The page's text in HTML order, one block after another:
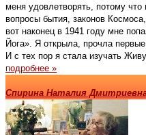
меня удовлетворять, потому
вопросы бытия, законов
вот наконец в 1941 году мне
Йога». Я открыла, прочла
И с тех пор я стала изучать
подробнее »
Спирина Наталия